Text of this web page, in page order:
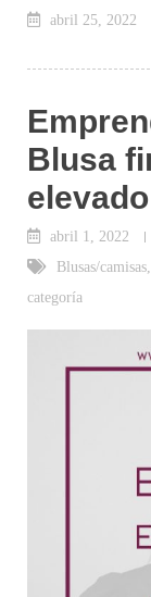
abril 25, 2022
Blusa
elevado
abril 1, 2022
Blusas/camisas,
categoría